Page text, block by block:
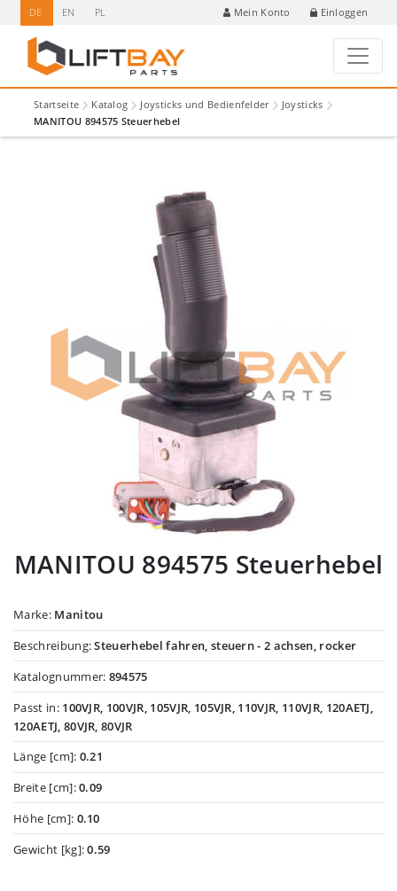
DE EN PL Mein Konto Einloggen
Startseite Katalog Joysticks und Bedienfelder
Joysticks
MANITOU 894575 Steuerhebel
MANITOU 894575 Steuerhebel
Marke: Manitou
Beschreibung:Steuerhebel fahren, steuern - 2 achsen, rocker
Katalognummer: 894575
Passt in: 100VJR, 100VJR, 105VJR, 105VJR, 110VJR, 110VJR, 120AETJ,
120AETJ, 80VJR, 80VJR
Länge [cm]: 0.21
Breite [cm]:0.09
Höhe [cm]: 0.10
Gewicht [kg]:0.59